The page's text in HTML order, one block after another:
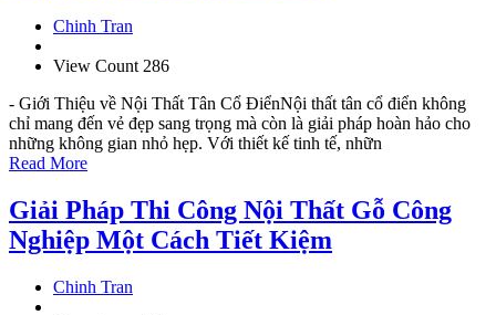
Chinh Tran
View Count 286
- Giới Thiệu về Nội Thất Tân Cổ ĐiểnNội thất tân cổ điển không
chỉ mang đến vẻ đẹp sang trọng mà còn là giải pháp hoàn hảo cho
những không gian nhỏ hẹp. Với thiết kế tinh tế, nhữn
Read More
Giải Pháp Thi Công Nội Thất Gỗ Công
Nghiệp Một Cách Tiết Kiệm
Chinh Tran